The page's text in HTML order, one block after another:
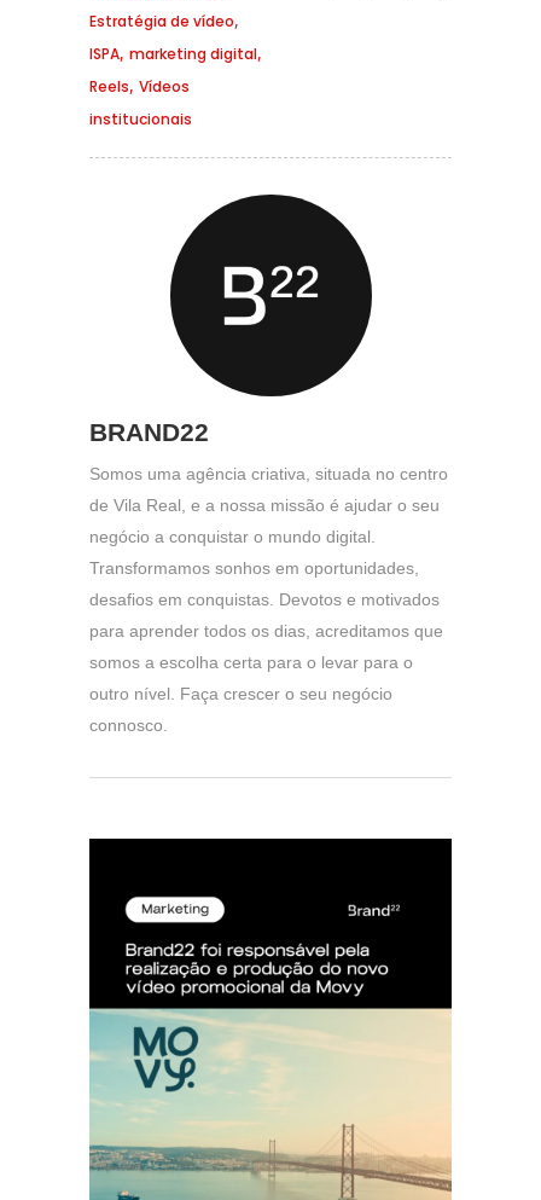
Estratégia de vídeo,
ISPA, marketing digital,
Reels, Vídeos
institucionais
BRAND22
Somos uma agência criativa, situada no centro
de Vila Real, e a nossa missão é ajudar o seu
negócio a conquistar o mundo digital.
Transformamos sonhos em oportunidades,
desafios em conquistas. Devotos e motivados
para aprender todos os dias, acreditamos que
somos a escolha certa para o levar para o
outro nível. Faça crescer o seu negócio
connosco.